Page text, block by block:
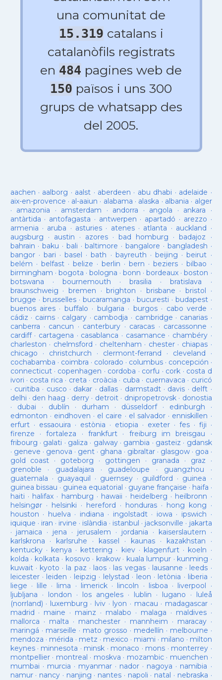
una comunitat de
15.319 catalans i
catalanòfils registrats
en 484 pagines web de
150 països i uns 300
grups de whatsapp des
del 2005.
aachen · aalborg · aalst · aberdeen · abu dhabi · adelaide ·
aix-en-provence · al-aaiun · alabama · alaska · albania · alger
· amazonia · amsterdam · andorra · angola · ankara ·
antàrtida · antofagasta · antwerpen · apartadó · arezzo ·
armenia · aruba · asturies· atenes· atlanta · auckland ·
augsburg · austin · azores·bad homburg ·badajoz ·
bahrain ·baku · bali ·baltimore ·bangalore · bangladesh ·
bangor· bari ·basel ·bath · bayreuth ·beijing ·beirut ·
belém · belfast· belize · berlin ·bern ·beziers ·bilbao ·
birmingham · bogota · bologna ·bonn ·bordeaux ·boston ·
botswana · bournemouth ·brasilia ·bratislava ·
braunschweig · bremen ·brighton · brisbane · bristol ·
brugge · brusselles· bucaramanga · bucuresti · budapest·
buenos aires· buffalo · bulgaria · burgos· cabo verde ·
cádiz · cairns· calgary · cambodja · cambridge · canarias·
canberra · cancun · canterbury · caracas · carcassonne ·
cardiff· cartagena · casablanca · casamance · chambéry·
charleston · chelmsford · cheltenham · chester· chiapas ·
chicago · christchurch · clermont-ferrand · cleveland ·
cochabamba · coimbra · colorado · columbus· concepción ·
connecticut· copenhagen · cordoba · corfu · cork · costa d
ivori · costa rica · creta · croàcia · cuba · cuernavaca · curicó
· curitiba · cusco · dakar · dallas · darmstadt· davis · delft ·
delhi · den haag · derry· detroit· dnipropetrovsk· donostia
· dubai · dublín · durham · düsseldorf· edinburgh ·
edmonton · eindhoven · el caire · el salvador · enniskillen ·
erfurt· essaouira · estònia · etiopia · exeter· fes· fiji ·
firenze ·fortaleza · frankfurt· freiburg im breisgau ·
fribourg · galati · galiza · galway· gambia · gasteiz · gdansk
· geneve · genova · gent· ghana · gibraltar· glasgow· goa ·
gold coast · goteborg · gottingen · granada · graz ·
grenoble · guadalajara · guadeloupe · guangzhou ·
guatemala · guayaquil · guernsey· guildford · guinea ·
guinea bissau · guinea equatorial · guyane française · haifa ·
haiti · halifax · hamburg · hawaii · heidelberg · heilbronn ·
helsingør· helsinki · hereford · honduras· hong kong ·
houston · huelva · indiana · ingolstadt· iowa · ipswich ·
iquique · iran · irvine · islàndia · istanbul · jacksonville · jakarta
· jamaica · jena · jerusalem · jordania · kaiserslautern ·
karlskrona · karlsruhe · kassel · kaunas· kazakhstan ·
kentucky· kenya · kettering · kiev· klagenfurt · koeln ·
kolda · kolkata · kosovo · krakow· kuala lumpur · kunming ·
kuwait· kyoto · la paz · laos· las vegas· lausanne · leeds ·
leicester· leiden · leipzig · lelystad · leon · letònia · liberia ·
liege · lille · lima · limerick· lincoln · lisboa · liverpool ·
ljubljana · london · los angeles· lublin · lugano · luleå
(norrland) · luxemburg · lviv · lyon · macau · madagascar·
madrid · maine · mainz · malabo · malaga · maldives·
mallorca · malta · manchester· mannheim · maracay·
maringá · marseille · mato grosso · medellín · melbourne ·
mendoza · mérida · metz · mexico · miami · milano · milton
keynes· minnesota · minsk · monaco · mons · monterrey ·
montpellier· montreal · moskva · mozambic· muenchen ·
mumbai · murcia · myanmar· nador · nagoya · namibia ·
namur· nancy · nanjing · nantes · napoli · natal · nebraska ·